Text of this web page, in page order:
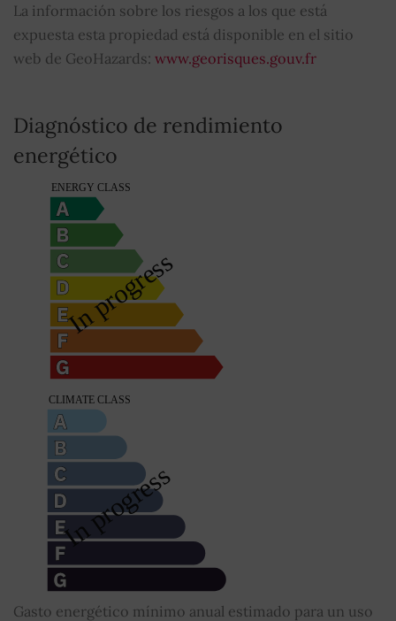
La información sobre los riesgos a los que está
expuesta esta propiedad está disponible en el sitio
web de GeoHazards: www.georisques.gouv.fr
Diagnóstico de rendimiento
energético
Gasto energético mínimo anual estimado para un uso